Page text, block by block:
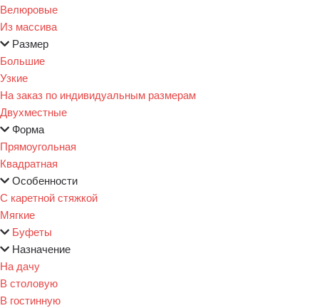
Велюровые
Из массива
Размер
Большие
Узкие
На заказ по индивидуальным размерам
Двухместные
Форма
Прямоугольная
Квадратная
Особенности
С каретной стяжкой
Мягкие
Буфеты
Назначение
На дачу
В столовую
В гостинную